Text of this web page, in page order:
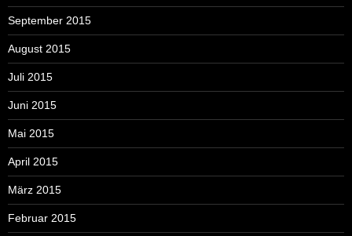
September 2015
August 2015
Juli 2015
Juni 2015
Mai 2015
April 2015
März 2015
Februar 2015